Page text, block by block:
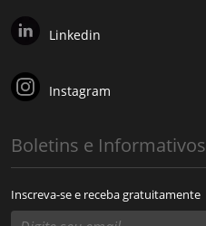
Linkedin
Instagram
Boletins e Informativos
Inscreva-se e receba gratuitamente